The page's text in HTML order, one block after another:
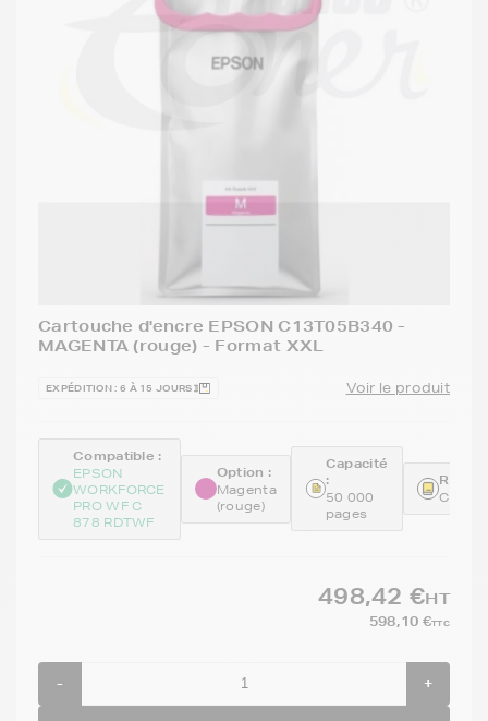
Cartouche d'encre EPSON C13T05B340 -
MAGENTA (rouge) - Format XXL
EXPÉDITION : 6 À 15 JOURS Voir le produit
Compatible :
EPSON
WORKFORCE
PRO WF C
878 RDTWF
Option :
Magenta
(rouge)
Capacité
:
50 000
pages
498,42 €HT
598,10 €TTC
- +